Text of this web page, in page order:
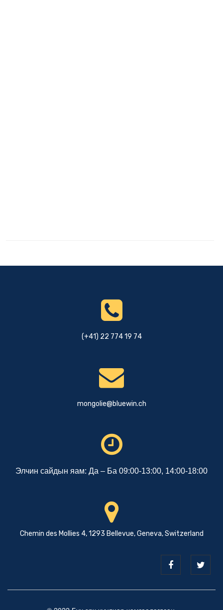
(+41) 22 774 19 74
mongolie@bluewin.ch
Элчин сайдын яам: Да – Ба 09:00-13:00, 14:00-18:00
Chemin des Mollies 4, 1293 Bellevue, Geneva, Switzerland